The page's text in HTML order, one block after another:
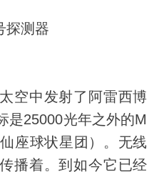
探测器
空中发射了阿雷西博
是25000光年之外的M
座球状星团）。无线
播着。到如今它已经